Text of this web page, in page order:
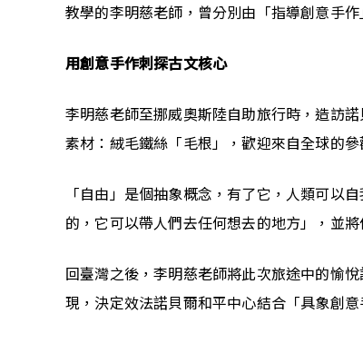
教學的李明慈老師，曾分別由「指導創意手
用創意手作刺探古文核心
李明慈老師至挪威奧斯陸自助旅行時，造訪
素材：絨毛鐵絲「毛根」，歡迎來自全球的
「自由」是個抽象概念，有了它，人類可以
的，它可以帶人們去任何想去的地方」，並將
回臺灣之後，李明慈老師將此次旅途中的愉
現，決定效法諾貝爾和平中心結合「具象創